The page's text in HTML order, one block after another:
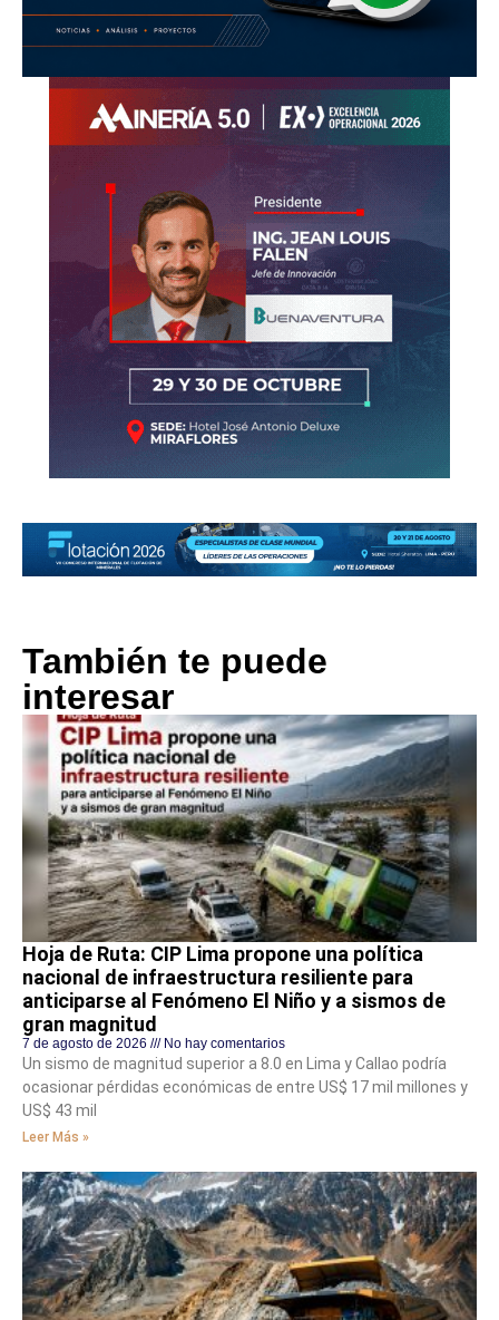
También te puede
interesar
Hoja de Ruta: CIP Lima propone una política
nacional de infraestructura resiliente para
anticiparse al Fenómeno El Niño y a sismos de
gran magnitud
7 de agosto de 2026 No hay comentarios
Un sismo de magnitud superior a 8.0 en Lima y Callao podría
ocasionar pérdidas económicas de entre US$ 17 mil millones y
US$ 43 mil
Leer Más »